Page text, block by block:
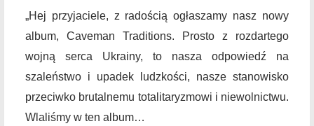
„Hej przyjaciele, z radością ogłaszamy nasz nowy
album, Caveman Traditions. Prosto z rozdartego
wojną serca Ukrainy, to nasza odpowiedź na
szaleństwo i upadek ludzkości, nasze stanowisko
przeciwko brutalnemu totalitaryzmowi i niewolnictwu.
Wlaliśmy w ten album…